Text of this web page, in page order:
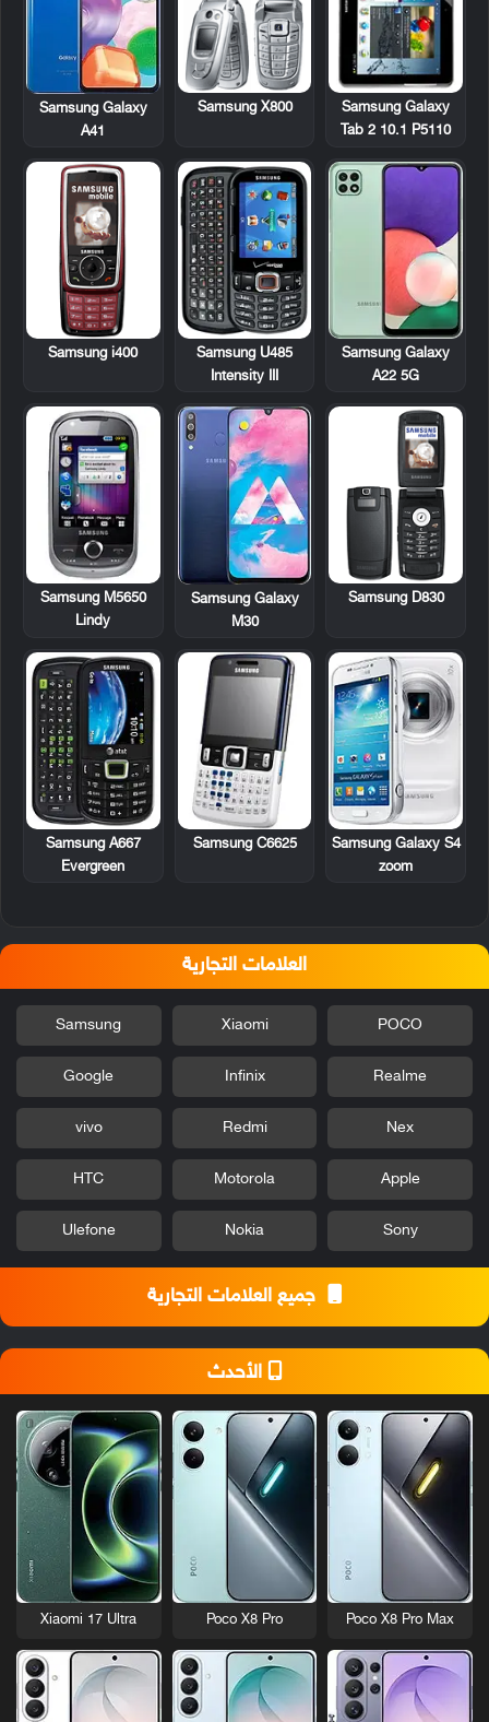
Samsung Galaxy
Tab 2 10.1 P5110
Samsung X800
Samsung Galaxy
A41
Samsung Galaxy
A22 5G
Samsung U485
Intensity III
Samsung i400
Samsung D830
Samsung Galaxy
M30
Samsung M5650
Lindy
Samsung Galaxy S4
zoom
Samsung C6625
Samsung A667
Evergreen
العلامات التجارية
POCO
Xiaomi
Samsung
Realme
Infinix
Google
Nex
Redmi
vivo
Apple
Motorola
HTC
Sony
Nokia
Ulefone
جميع العلامات التجارية
الأحدث
Poco X8 Pro Max
Poco X8 Pro
Xiaomi 17 Ultra